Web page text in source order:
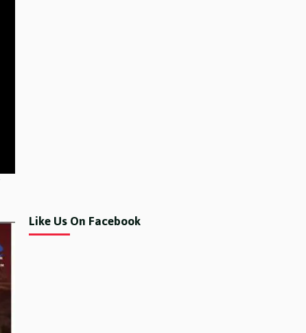
Like Us On Facebook